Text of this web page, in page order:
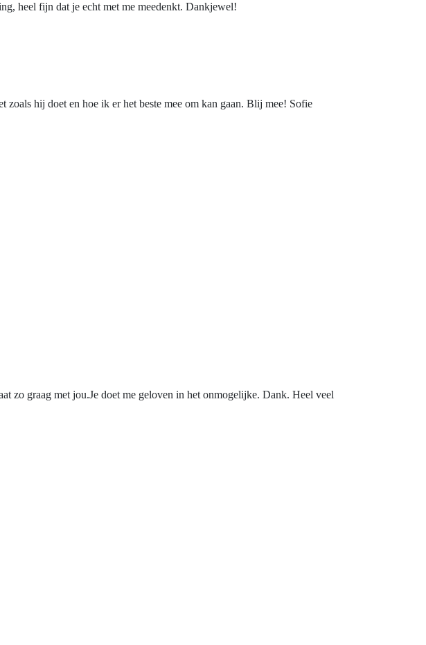
heel fijn dat je echt met me meedenkt. Dankjewel!
hij doet en hoe ik er het beste mee om kan gaan. Blij mee! Sofie
zo graag met jou.Je doet me geloven in het onmogelijke. Dank. Heel veel